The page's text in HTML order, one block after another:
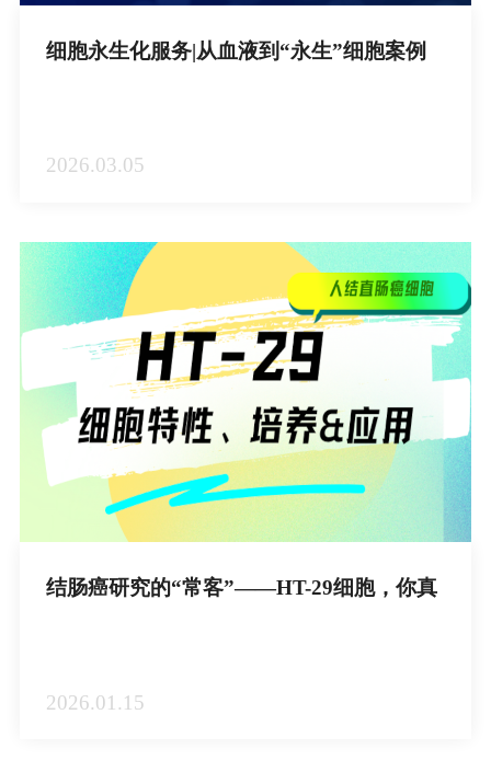
细胞永生化服务|从血液到“永生”细胞案例
2026.03.05
结肠癌研究的“常客”——HT-29细胞，你真
2026.01.15